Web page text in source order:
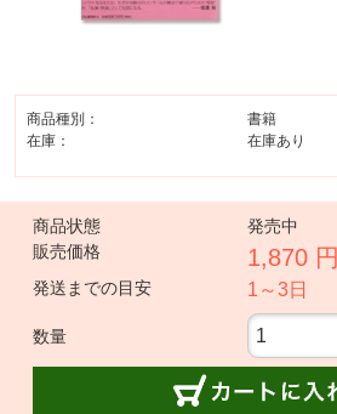
商品種別：
書籍
在庫：
在庫あり
商品状態
発売中
販売価格
1,870 円
発送までの目安
1～3日
数量